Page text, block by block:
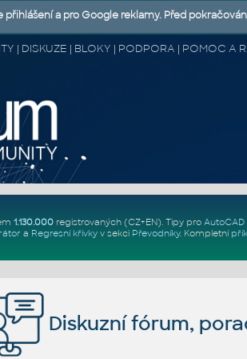
| DISKUZE | BLOKY | PODPORA | POMOC A
1.130.000registrovaných (CZ+EN). Tipy pro AutoCAD
a Regresní křivkyv sekci Převodníky. Kompletní
Diskuzní fórum,
a pro Google reklamy. Před